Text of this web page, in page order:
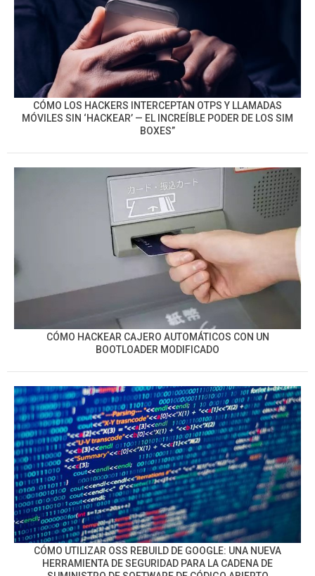
CÓMO LOS HACKERS INTERCEPTAN OTPS Y LLAMADAS
MÓVILES SIN ‘HACKEAR’ — EL INCREÍBLE PODER DE LOS SIM
BOXES”
CÓMO HACKEAR CAJERO AUTOMÁTICOS CON UN
BOOTLOADER MODIFICADO
CÓMO UTILIZAR OSS REBUILD DE GOOGLE: UNA NUEVA
HERRAMIENTA DE SEGURIDAD PARA LA CADENA DE